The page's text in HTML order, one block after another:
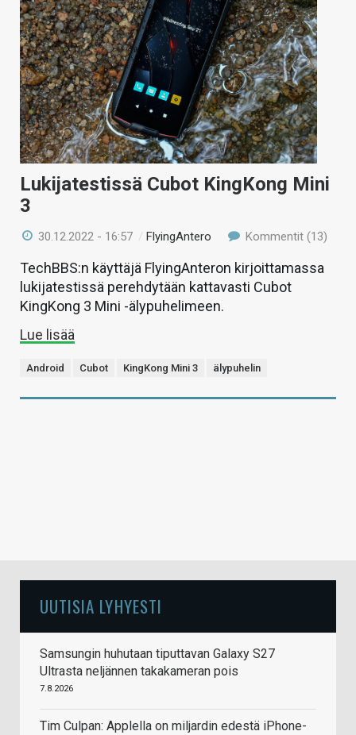
KAUPPA
VAIHDA TEEMA
HAKU
Lukijatestissä Cubot KingKong Mini
3
30.12.2022 - 16:57 / FlyingAntero Kommentit (13)
TechBBS:n käyttäjä FlyingAnteron kirjoittamassa
lukijatestissä perehdytään kattavasti Cubot
KingKong 3 Mini -älypuhelimeen.
Lue lisää
Android Cubot KingKong Mini 3 älypuhelin
UUTISIA LYHYESTI
Samsungin huhutaan tiputtavan Galaxy S27
Ultrasta neljännen takakameran pois
7.8.2026
Tim Culpan: Applella on miljardin edestä iPhone-